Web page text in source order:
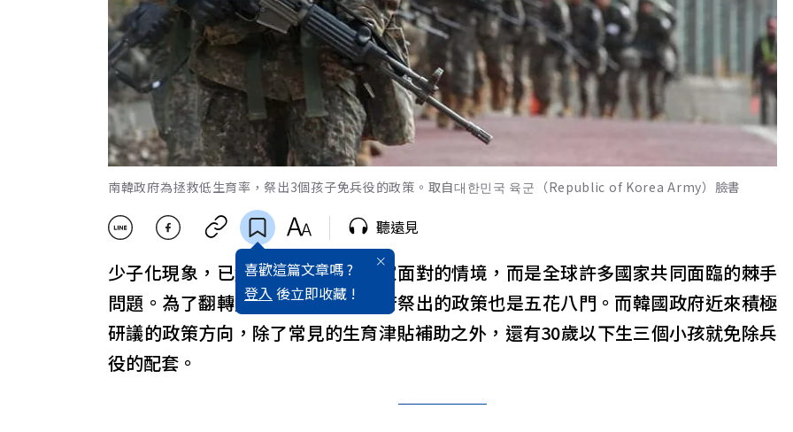
南韓政府為拯救低生育率，祭出3個孩子免兵役的政策。取自대한민국 육군（Republic of Korea Army）臉書
喜歡這篇文章嗎 ?
登入 後立即收藏 !
聽遠見
少子化現象，已經不是某個特定國家面對的情境，而是全球許多國家共同面臨的棘手
問題。為了翻轉這個現象，各國政府祭出的政策也是五花八門。而韓國政府近來積極
研議的政策方向，除了常見的生育津貼補助之外，還有30歲以下生三個小孩就免除兵
役的配套。